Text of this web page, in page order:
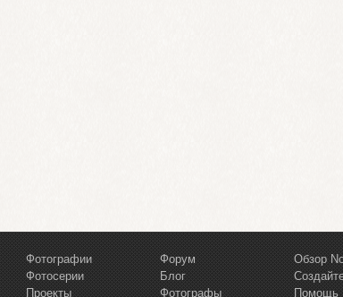
Фотографии
Фотосерии
Проекты
Форум
Блог
Фотографы
Обзор
Помощь